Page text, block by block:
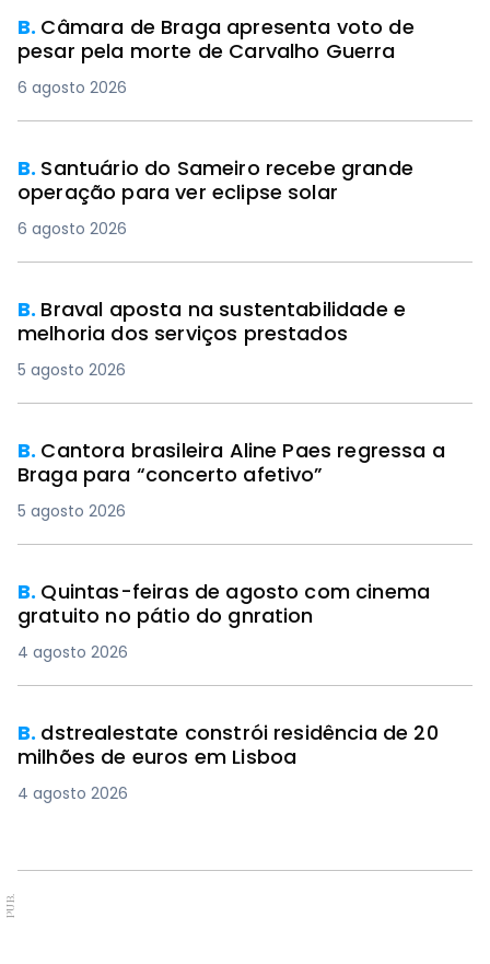
B. Câmara de Braga apresenta voto de
pesar pela morte de Carvalho Guerra
6 agosto 2026
B. Santuário do Sameiro recebe grande
operação para ver eclipse solar
6 agosto 2026
B. Braval aposta na sustentabilidade e
melhoria dos serviços prestados
5 agosto 2026
B. Cantora brasileira Aline Paes regressa a
Braga para “concerto afetivo”
5 agosto 2026
B. Quintas-feiras de agosto com cinema
gratuito no pátio do gnration
4 agosto 2026
B. dstrealestate constrói residência de 20
milhões de euros em Lisboa
4 agosto 2026
PUB.